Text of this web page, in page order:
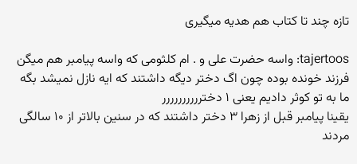
تازه چند تا کتاب هم هدیه میگیری
tajertoos: واسه حضرت علی و . ام کلثومی که واسه پیامبر هم میگن
فرزند خونده بوده چون اگ دختر دیگه داشتند که ایه نازل نمیشد بگه
ما به تو کوثر دادیم یعنی ۱ دخترررررررررر
یقینا پیامبر قبل از زهرا ۳ دختر داشتند که در سنین بالاتر از ۱۰ سالگی
مردند